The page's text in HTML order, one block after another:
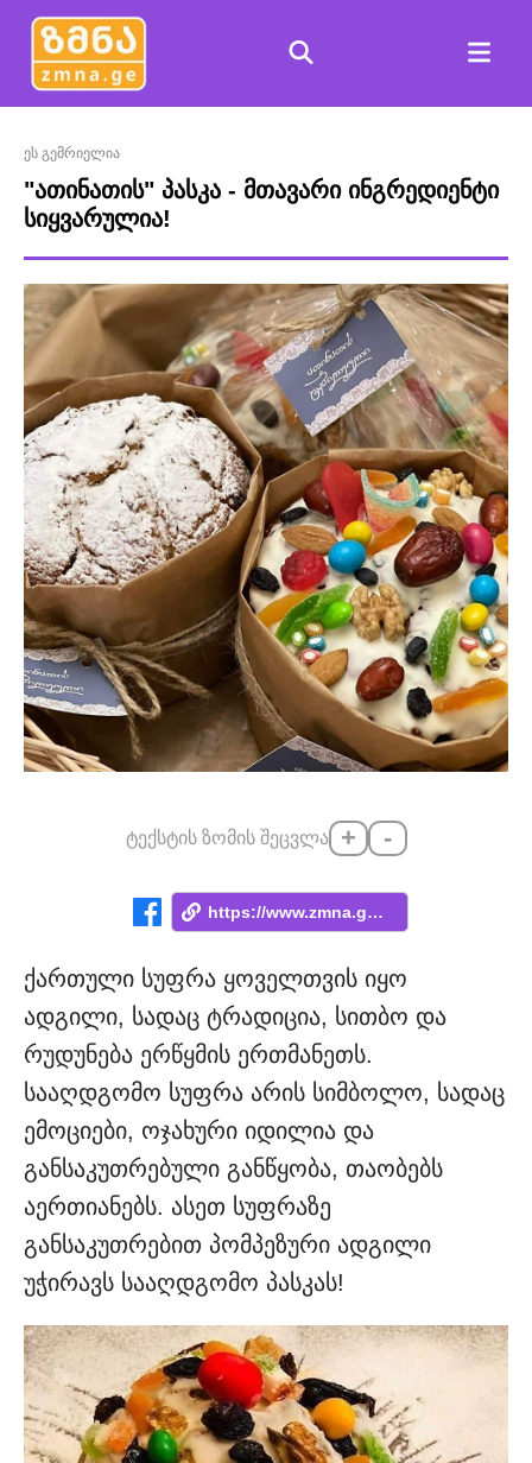
ეს გემრიელია
"ათინათის" პასკა - მთავარი ინგრედიენტი
სიყვარულია!
ტექსტის ზომის შეცვლა + -
https://www.zmna.ge/news/atinatis-paska-...
ქართული სუფრა ყოველთვის იყო
ადგილი, სადაც ტრადიცია, სითბო და
რუდუნება ერწყმის ერთმანეთს.
სააღდგომო სუფრა არის სიმბოლო, სადაც
ემოციები, ოჯახური იდილია და
განსაკუთრებული განწყობა, თაობებს
აერთიანებს. ასეთ სუფრაზე
განსაკუთრებით პომპეზური ადგილი
უჭირავს სააღდგომო პასკას!